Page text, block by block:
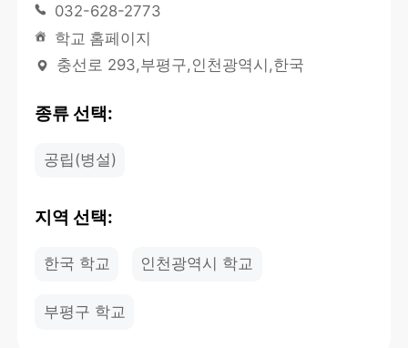
032-628-2773
학교 홈페이지
충선로 293,부평구,인천광역시,한국
종류 선택:
공립(병설)
지역 선택:
한국 학교 인천광역시 학교
부평구 학교